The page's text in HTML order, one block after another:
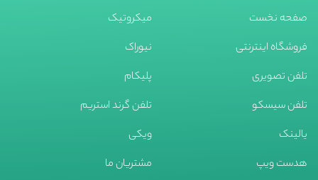
صفحه نخست
فروشگاه اینترنتی
تلفن تصویری
تلفن سیسکو
یالینک
هدست ویپ
میکروتیک
نیوراک
پلیکام
تلفن گرند استریم
ویکی
مشتریان ما